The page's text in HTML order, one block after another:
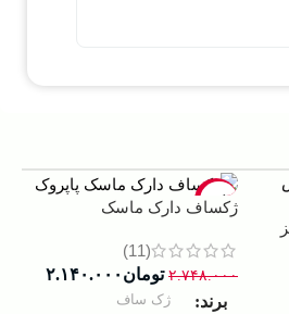
-22%
ژکساف دارک ماسک
(11)
۲.۷۴۸.۰۰۰ تومان ۲.۱۴۰.۰۰۰
برند
ژک ساف